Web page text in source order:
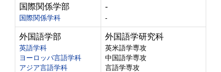
国際関係学部
国際関係学科
-
-
外国語学部
英語学科
ヨーロッパ言語学科
アジア言語学科
外国語学研究科
英米語学専攻
中国語学専攻
言語学専攻